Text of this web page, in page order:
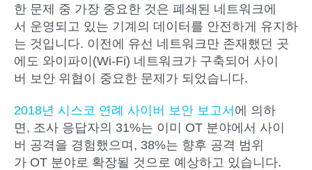
한 문제 중 가장 중요한 것은 폐쇄된 네트워크에
서 운영되고 있는 기계의 데이터를 안전하게 유지하
는 것입니다. 이전에 유선 네트워크만 존재했던 곳
에도 와이파이(Wi-Fi) 네트워크가 구축되어 사이
버 보안 위협이 중요한 문제가 되었습니다.
2018년 시스코 연례 사이버 보안 보고서 에 의하
면, 조사 응답자의 31%는 이미 OT 분야에서 사이
버 공격을 경험했으며, 38%는 향후 공격 범위
가 OT 분야로 확장될 것으로 예상하고 있습니다.